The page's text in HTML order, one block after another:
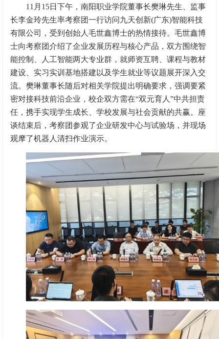
11月15日下午，南阳职业学院董事长樊琳先生、监事
长李金玲先生率考察团一行访问九天创新(广东)智能科技
有限公司，受到创始人毛世鑫博士的热情接待。毛世鑫博
士向考察团介绍了企业发展历程与核心产品，双方围绕智
能控制、人工智能两大专业群，就师资互聘、课程与教材
建设、实习实训基地搭建以及学生就业等议题展开深入交
流。樊琳董事长随后对相关学院提出明确要求，强调要紧
密对接科技前沿企业，校企双方需在“双元育人”中共担责
任，携手实现学生成长、学校发展与社会贡献的共赢。座
谈结束后，考察团参观了企业研发中心与试验场，并现场
观摩了机器人清扫作业演示。